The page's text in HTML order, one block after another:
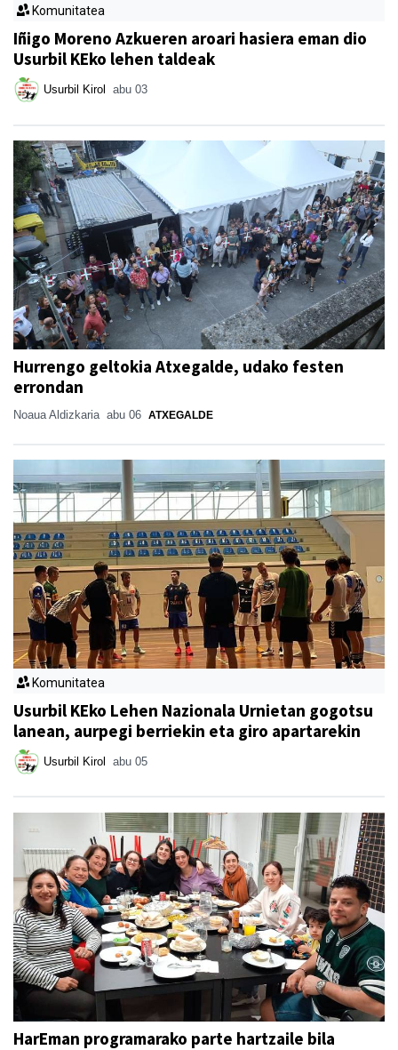
Komunitatea
Iñigo Moreno Azkueren aroari hasiera eman dio
Usurbil KEko lehen taldeak
Usurbil Kirol abu 03
Hurrengo geltokia Atxegalde, udako festen
errondan
Noaua Aldizkaria abu 06 ATXEGALDE
Komunitatea
Usurbil KEko Lehen Nazionala Urnietan gogotsu
lanean, aurpegi berriekin eta giro apartarekin
Usurbil Kirol abu 05
HarEman programarako parte hartzaile bila